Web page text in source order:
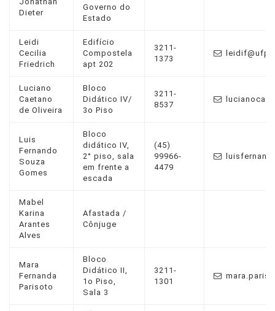
Dieter
Governo do
Estado
Leidi
Cecilia
Friedrich
Edifício
Compostela
apt 202
3211-
1373
Luciano
Caetano
de Oliveira
Bloco
Didático IV/
3o Piso
3211-
8537
Luis
Fernando
Souza
Gomes
Bloco
didático IV,
2° piso, sala
em frente a
escada
(45)
99966-
4479
Mabel
Karina
Arantes
Alves
Afastada /
Cônjuge
Mara
Fernanda
Parisoto
Bloco
Didático II,
1o Piso,
Sala 3
3211-
1301